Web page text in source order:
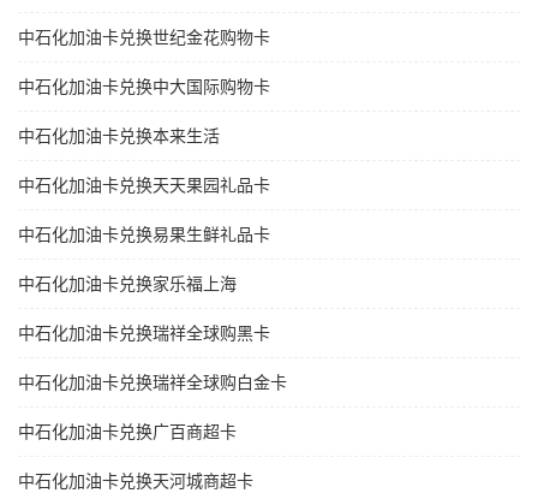
中石化加油卡兑换世纪金花购物卡
中石化加油卡兑换中大国际购物卡
中石化加油卡兑换本来生活
中石化加油卡兑换天天果园礼品卡
中石化加油卡兑换易果生鲜礼品卡
中石化加油卡兑换家乐福上海
中石化加油卡兑换瑞祥全球购黑卡
中石化加油卡兑换瑞祥全球购白金卡
中石化加油卡兑换广百商超卡
中石化加油卡兑换天河城商超卡